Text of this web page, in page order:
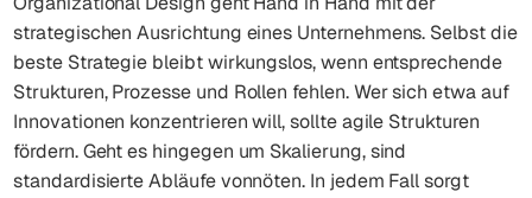
strategischen Ausrichtung eines Unternehmens. Selbst die
beste Strategie bleibt wirkungslos, wenn entsprechende
Strukturen, Prozesse und Rollen fehlen. Wer sich etwa auf
Innovationen konzentrieren will, sollte agile Strukturen
fördern. Geht es hingegen um Skalierung, sind
standardisierte Abläufe vonnöten. In jedem Fall sorgt